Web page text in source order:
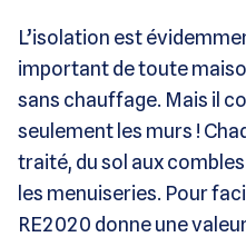
L’isolation est
important de toute
sans chauffage. Mais il
seulement les murs !
traité, du sol aux
les menuiseries. Pour
RE2020 donne une